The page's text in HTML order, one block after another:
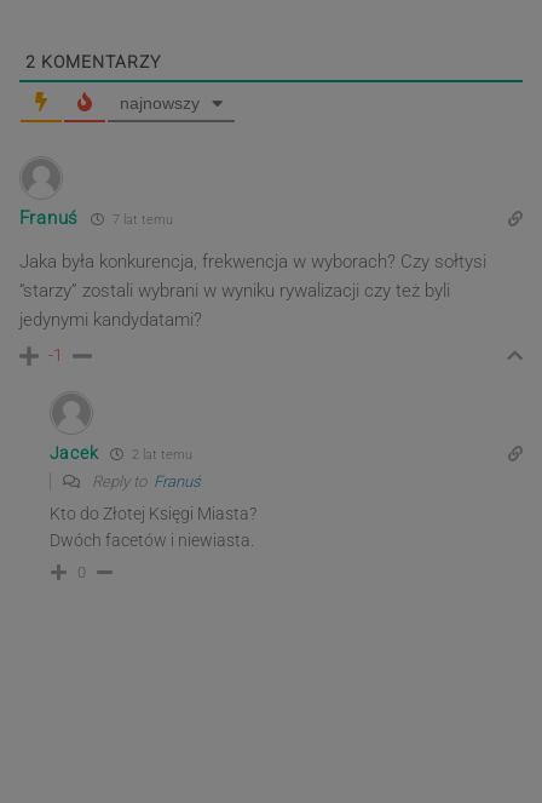
2 KOMENTARZY
najnowszy
Franuś 7 lat temu
Jaka była konkurencja, frekwencja w wyborach? Czy sołtysi
“starzy” zostali wybrani w wyniku rywalizacji czy też byli
jedynymi kandydatami?
-1
Jacek 2 lat temu
Reply to Franuś
Kto do Złotej Księgi Miasta?
Dwóch facetów i niewiasta.
0